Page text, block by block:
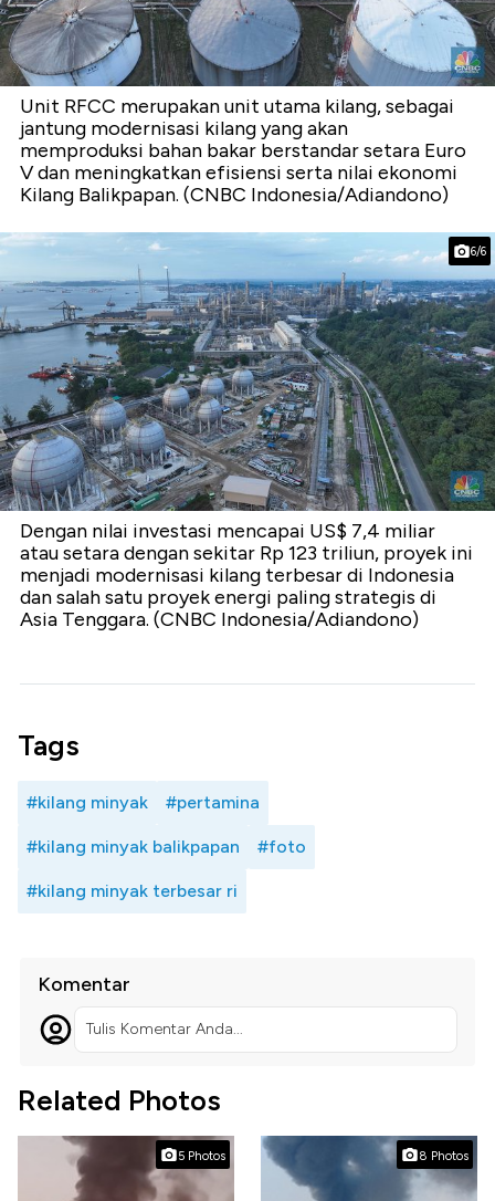
Unit RFCC merupakan unit utama kilang, sebagai
jantung modernisasi kilang yang akan
memproduksi bahan bakar berstandar setara Euro
V dan meningkatkan efisiensi serta nilai ekonomi
Kilang Balikpapan. (CNBC Indonesia/Adiandono)
6/6
Dengan nilai investasi mencapai US$ 7,4 miliar
atau setara dengan sekitar Rp 123 triliun, proyek ini
menjadi modernisasi kilang terbesar di Indonesia
dan salah satu proyek energi paling strategis di
Asia Tenggara. (CNBC Indonesia/Adiandono)
Tags
#kilang minyak #pertamina
#kilang minyak balikpapan #foto
#kilang minyak terbesar ri
Komentar
Tulis Komentar Anda...
Related Photos
5 Photos 8 Photos